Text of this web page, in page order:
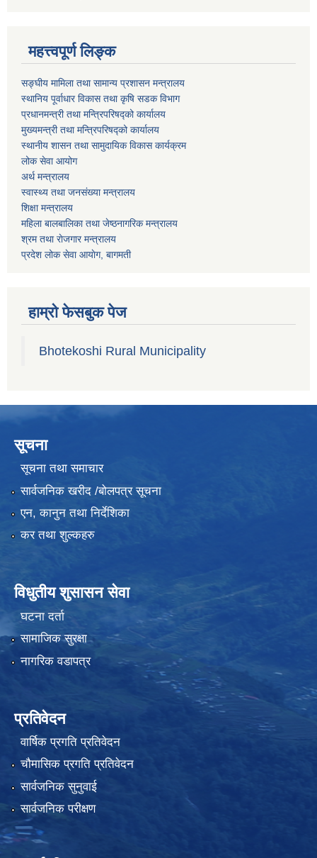
महत्त्वपूर्ण लिङ्क
सङ्घीय मामिला तथा सामान्य प्रशासन मन्त्रालय
स्थानिय पूर्वाधार विकास तथा कृषि सडक विभाग
प्रधानमन्त्री तथा मन्त्रिपरिषद्को कार्यालय
मुख्यमन्त्री तथा मन्त्रिपरिषद्को कार्यालय
स्थानीय शासन तथा सामुदायिक विकास कार्यक्रम
लोक सेवा आयोग
अर्थ मन्त्रालय
स्वास्थ्य तथा जनस‌ंख्या मन्त्रालय
शिक्षा मन्त्रालय
महिला बालबालिका तथा जेष्ठनागरिक मन्त्रालय
श्रम तथा राेजगार मन्त्रालय
प्रदेश लोक सेवा आयाेग, बागमती
हाम्रो फेसबुक पेज
Bhotekoshi Rural Municipality
सूचना
सूचना तथा समाचार
सार्वजनिक खरीद /बोलपत्र सूचना
एन, कानुन तथा निर्देशिका
कर तथा शुल्कहरु
विधुतीय शुसासन सेवा
घटना दर्ता
सामाजिक सुरक्षा
नागरिक वडापत्र
प्रतिवेदन
वार्षिक प्रगति प्रतिवेदन
चौमासिक प्रगति प्रतिवेदन
सार्वजनिक सुनुवाई
सार्वजनिक परीक्षण